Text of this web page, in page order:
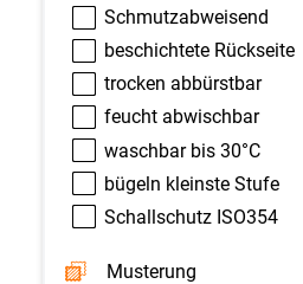
Schmutzabweisend
beschichtete Rückseite
trocken abbürstbar
feucht abwischbar
waschbar bis 30°C
bügeln kleinste Stufe
Schallschutz ISO354
Musterung